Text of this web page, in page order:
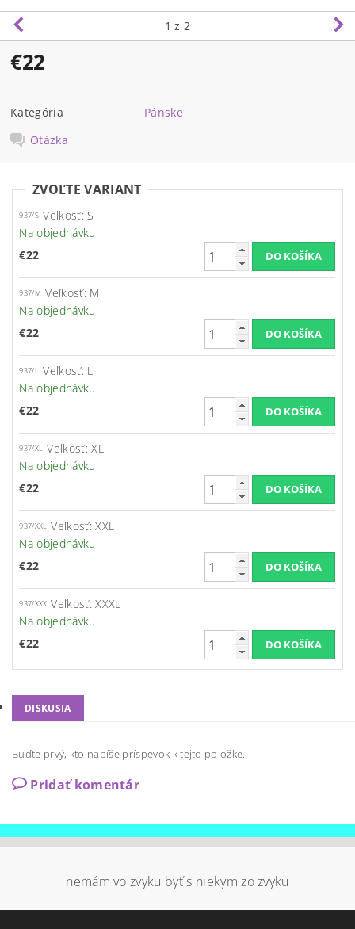
1 z 2
€22
Kategória
Pánske
Otázka
ZVOĽTE VARIANT
937/S Veľkosť: S
Na objednávku
€22
937/M Veľkosť: M
Na objednávku
€22
937/L Veľkosť: L
Na objednávku
€22
937/XL Veľkosť: XL
Na objednávku
€22
937/XXL Veľkosť: XXL
Na objednávku
€22
937/XXX Veľkosť: XXXL
Na objednávku
€22
DISKUSIA
Buďte prvý, kto napíše príspevok k tejto položke.
Pridať komentár
nemám vo zvyku byť s niekym zo zvyku